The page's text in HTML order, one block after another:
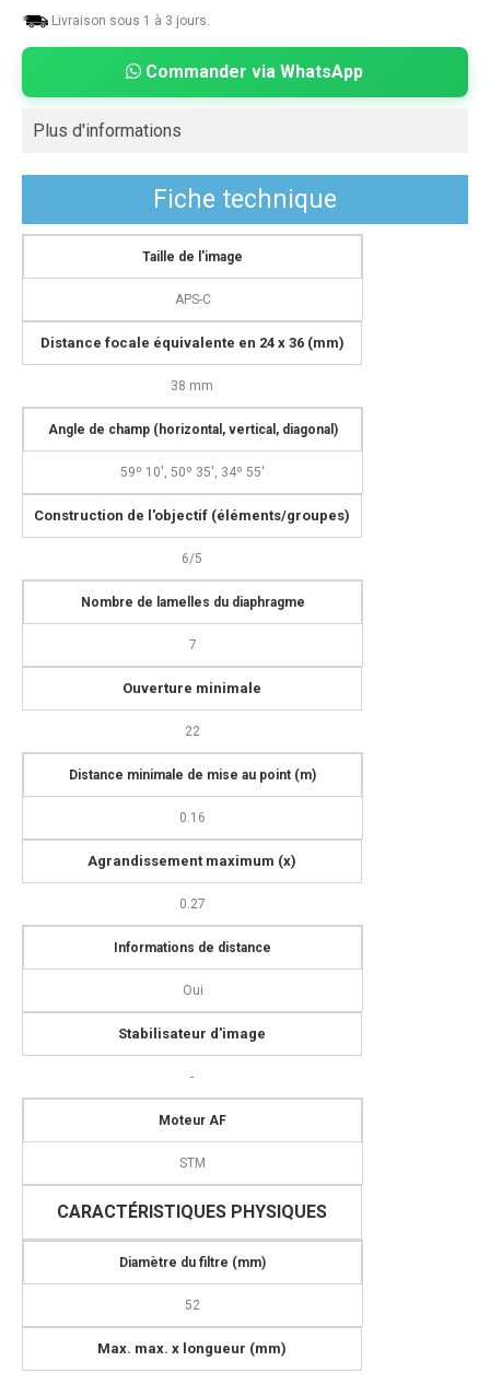
Livraison sous 1 à 3 jours.
Commander via WhatsApp
Plus d'informations
Fiche technique
Taille de l'image
APS-C
Distance focale équivalente en 24 x 36 (mm)
38 mm
Angle de champ (horizontal, vertical, diagonal)
59º 10', 50º 35', 34º 55'
Construction de l'objectif (éléments/groupes)
6/5
Nombre de lamelles du diaphragme
7
Ouverture minimale
22
Distance minimale de mise au point (m)
0.16
Agrandissement maximum (x)
0.27
nformations de distance
Oui
Stabilisateur d'image
-
Moteur AF
STM
CARACTÉRISTIQUES PHYSIQUES
Diamètre du filtre (mm)
52
Max. max. x longueur (mm)